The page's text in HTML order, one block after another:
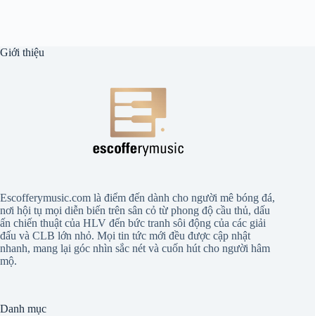
Giới thiệu
Escofferymusic.com là điểm đến dành cho người mê bóng đá,
nơi hội tụ mọi diễn biến trên sân cỏ từ phong độ cầu thủ, dấu
ấn chiến thuật của HLV đến bức tranh sôi động của các giải
đấu và CLB lớn nhỏ. Mọi tin tức mới đều được cập nhật
nhanh, mang lại góc nhìn sắc nét và cuốn hút cho người hâm
mộ.
Danh mục